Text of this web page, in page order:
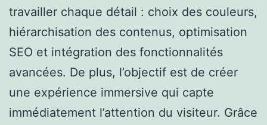
travailler chaque détail : choix des couleurs,
hiérarchisation des contenus, optimisation
SEO et intégration des fonctionnalités
avancées. De plus, l’objectif est de créer
une expérience immersive qui capte
immédiatement l’attention du visiteur. Grâce